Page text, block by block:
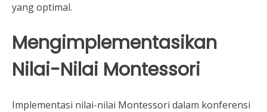
yang optimal.
Mengimplementasikan
Nilai-Nilai Montessori
Implementasi nilai-nilai Montessori dalam konferensi